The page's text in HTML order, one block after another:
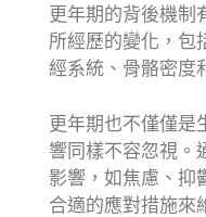
更年期的背後機制
所經歷的變化，包
經系統、骨骼密度
更年期也不僅僅是
響同樣不容忽視。
影響，如焦慮、抑
合適的應對措施來